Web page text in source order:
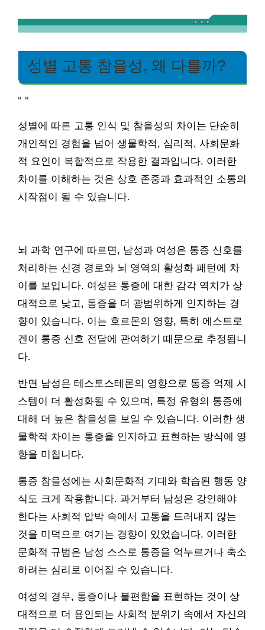
성별 고통 참을성, 왜 다를까?
" "
성별에 따른 고통 인식 및 참을성의 차이는 단순히
개인적인 경험을 넘어 생물학적, 심리적, 사회문화
적 요인이 복합적으로 작용한 결과입니다. 이러한
차이를 이해하는 것은 상호 존중과 효과적인 소통의
시작점이 될 수 있습니다.
뇌 과학 연구에 따르면, 남성과 여성은 통증 신호를
처리하는 신경 경로와 뇌 영역의 활성화 패턴에 차
이를 보입니다. 여성은 통증에 대한 감각 역치가 상
대적으로 낮고, 통증을 더 광범위하게 인지하는 경
향이 있습니다. 이는 호르몬의 영향, 특히 에스트로
겐이 통증 신호 전달에 관여하기 때문으로 추정됩니
다.
반면 남성은 테스토스테론의 영향으로 통증 억제 시
스템이 더 활성화될 수 있으며, 특정 유형의 통증에
대해 더 높은 참을성을 보일 수 있습니다. 이러한 생
물학적 차이는 통증을 인지하고 표현하는 방식에 영
향을 미칩니다.
통증 참을성에는 사회문화적 기대와 학습된 행동 양
식도 크게 작용합니다. 과거부터 남성은 강인해야
한다는 사회적 압박 속에서 고통을 드러내지 않는
것을 미덕으로 여기는 경향이 있었습니다. 이러한
문화적 규범은 남성 스스로 통증을 억누르거나 축소
하려는 심리로 이어질 수 있습니다.
여성의 경우, 통증이나 불편함을 표현하는 것이 상
대적으로 더 용인되는 사회적 분위기 속에서 자신의